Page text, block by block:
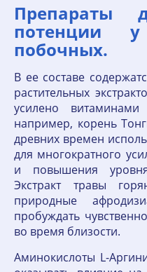
Препараты
потенции
побочных.
В ее составе
растительных
усилено
например, корень
древних времен
для многократного
и повышения
Экстракт травы
природные
пробуждать
во время близости.
Аминокислоты L-